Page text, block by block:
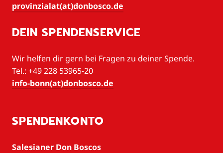
provinzialat(at)donbosco.de
DEIN SPENDENSERVICE
Wir helfen dir gern bei Fragen zu deiner Spende.
Tel.: +49 228 53965-20
info-bonn(at)donbosco.de
SPENDENKONTO
Salesianer Don Boscos